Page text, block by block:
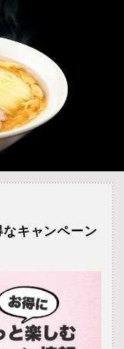
キャンペーン